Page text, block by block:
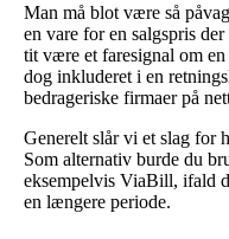
Man må blot være så
en vare for en salgspris
tit være et faresignal om
dog inkluderet i en
bedrageriske firmaer på
Generelt slår vi et slag for
Som alternativ burde du
eksempelvis ViaBill, ifald
en længere periode.